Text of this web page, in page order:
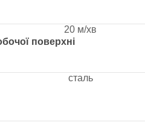
поверхні
20 м/хв
сталь